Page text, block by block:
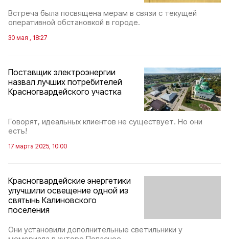
Встреча была посвящена мерам в связи с текущей
оперативной обстановкой в городе.
30 мая , 18:27
Поставщик электроэнергии
назвал лучших потребителей
Красногвардейского участка
Говорят, идеальных клиентов не существует. Но они
есть!
17 марта 2025, 10:00
Красногвардейские энергетики
улучшили освещение одной из
святынь Калиновского
поселения
Они установили дополнительные светильники у